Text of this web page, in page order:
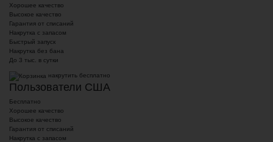
Хорошее качество
Высокое качество
Гарантия от списаний
Накрутка с запасом
Быстрый запуск
Накрутка без бана
До 3 тыс. в сутки
накрутить бесплатно
Пользователи США
Бесплатно
Хорошее качество
Высокое качество
Гарантия от списаний
Накрутка с запасом